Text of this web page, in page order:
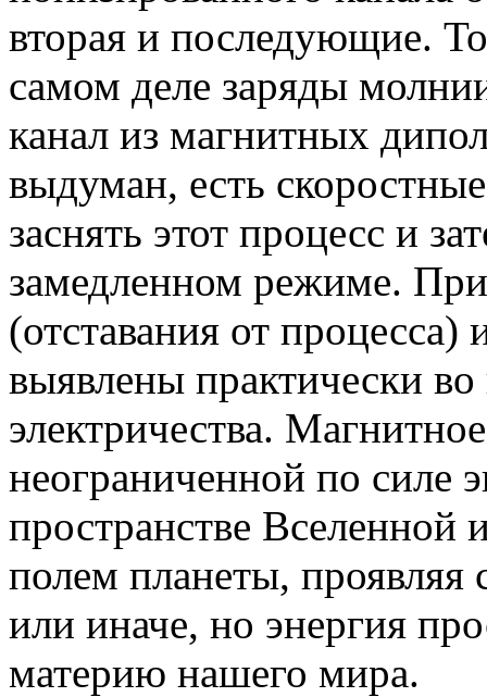
вторая и последующие.
самом деле заряды
канал из магнитных
выдуман, есть
заснять этот процесс и
замедленном режиме.
(отставания от процесса)
выявлены практически
электричества.
неограниченной по силе
пространстве Вселенной
полем планеты, проявляя
или иначе, но энергия
материю нашего мира.